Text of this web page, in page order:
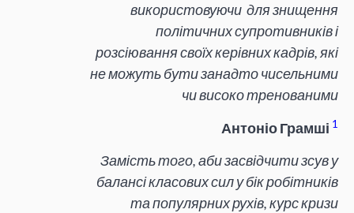
використовуючи для знищення
політичних супротивників і
розсіювання своїх керівних кадрів, які
не можуть бути занадто чисельними
чи високо тренованими
Антоніо Грамші 1
Замість того, аби засвідчити зсув у
балансі класових сил у бік робітників
та популярних рухів, курс кризи